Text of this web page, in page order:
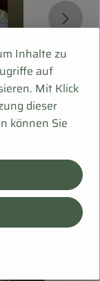
Inhalte zu
auf
Mit Klick
dieser
können Sie